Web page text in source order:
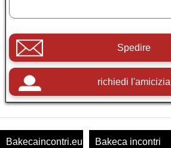
Spedire
richiedi l'amicizia
Bakecaincontri.eu
Bakeca incontri